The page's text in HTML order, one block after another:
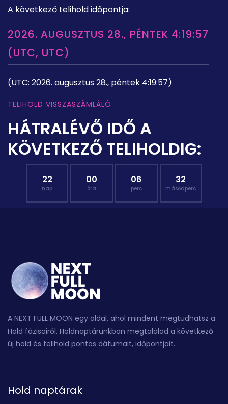
A következő telihold időpontja:
2026. AUGUSZTUS 28., PÉNTEK 4:19:57
(UTC, UTC)
(UTC: 2026. augusztus 28., péntek 4:19:57)
TELIHOLD VISSZASZÁMLÁLÓ
HÁTRALÉVŐ IDŐ A
KÖVETKEZŐ TELIHOLDIG:
22
nap
00
óra
06
perc
31
másodperc
A NEXT FULL MOON egy oldal, ahol mindent megtudhatsz a
Hold fázisairól. Holdnaptárunkban megtalálod a következő
új hold és telihold pontos dátumait, időpontjait.
Hold naptárak